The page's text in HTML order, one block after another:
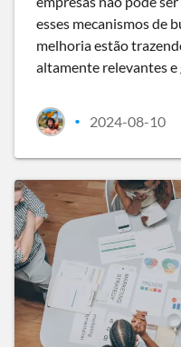
esses mecanismos de
melhoria estão
altamente relevantes e
• 2024-08-10